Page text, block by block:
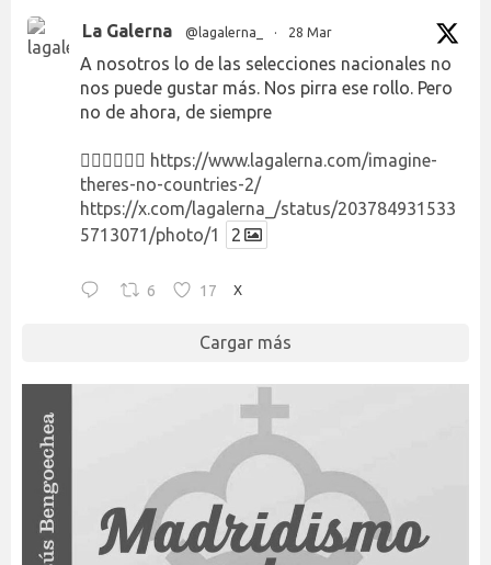
La Galerna @lagalerna_ · 28 Mar
A nosotros lo de las selecciones nacionales no
nos puede gustar más. Nos pirra ese rollo. Pero
no de ahora, de siempre
👉🏻👉🏻👉🏻 https://www.lagalerna.com/imagine-
theres-no-countries-2/
https://x.com/lagalerna_/status/203784931533
5713071/photo/1
2
6 17 X
Cargar más